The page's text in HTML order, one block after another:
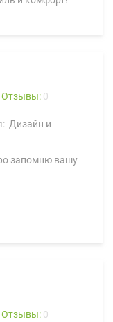
Отзывы: 0
Дизайн и
запомню вашу
Отзывы: 0